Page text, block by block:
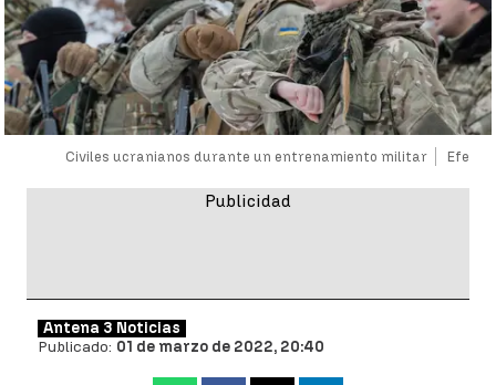
Civiles ucranianos durante un entrenamiento militar Efe
Antena 3 Noticias
Publicado: 01 de marzo de 2022, 20:40